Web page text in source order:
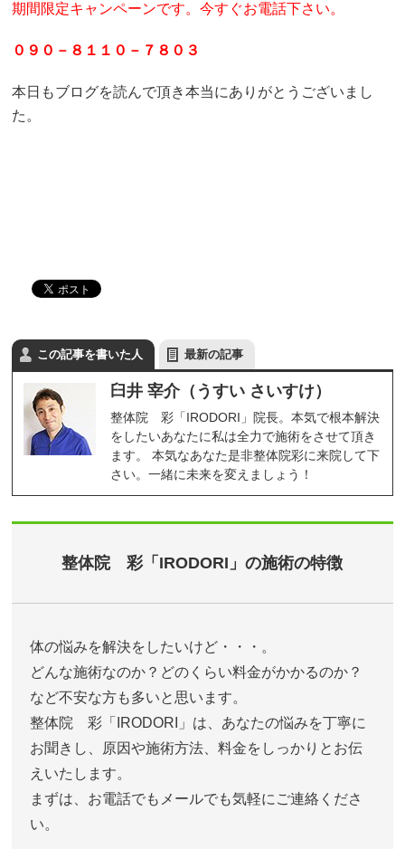
期間限定キャンペーンです。今すぐお電話下さい。
０９０－８１１０－７８０３
本日もブログを読んで頂き本当にありがとうございまし
た。
この記事を書いた人 最新の記事
臼井 宰介（うすい さいすけ）
整体院 彩「IRODORI」院長。本気で根本解決
をしたいあなたに私は全力で施術をさせて頂き
ます。 本気なあなた是非整体院彩に来院して下
さい。一緒に未来を変えましょう！
整体院 彩「IRODORI」の施術の特徴
体の悩みを解決をしたいけど・・・。
どんな施術なのか？どのくらい料金がかかるのか？
など不安な方も多いと思います。
整体院 彩「IRODORI」は、あなたの悩みを丁寧に
お聞きし、原因や施術方法、料金をしっかりとお伝
えいたします。
まずは、お電話でもメールでも気軽にご連絡くださ
い。